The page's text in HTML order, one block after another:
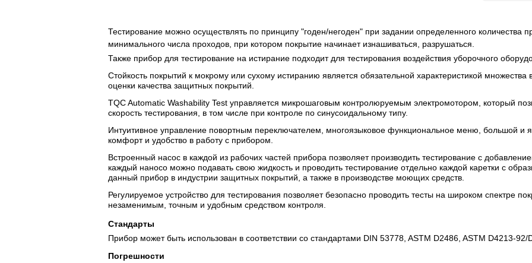
Тестирование можно осуществлять по принципу "годен/негоден" при задании определенного количества
минимального числа проходов, при котором покрытие начинает изнашиваться, разрушаться.
Также прибор для тестирование на истирание подходит для тестирования воздействия уборочного
Стойкость покрытий к мокрому или сухому истиранию является обязательной характеристикой множества
оценки качества защитных покрытий.
TQC Automatic Washability Test управляется микрошаговым контролюруемым электромотором, который
скорость тестирования, в том числе при контроле по синусоидальному типу.
Интуитивное управление повортным переключателем, многоязыковое функциональное меню, большой и
комфорт и удобство в работу с прибором.
Встроенный насос в каждой из рабочих частей прибора позволяет производить тестирование с
каждый наносо можно подавать свою жидкость и проводить тестирование отдельно каждой каретки с
данный прибор в индустрии защитных покрытий, а также в производстве моющих средств.
Регулируемое устройство для тестирования позволяет безопасно проводить тесты на широком спектре
незаменимым, точным и удобным средством контроля.
Стандарты
Прибор может быть использован в соответствии со стандартами DIN 53778, ASTM D2486, ASTM D4213-92/
Погрешности